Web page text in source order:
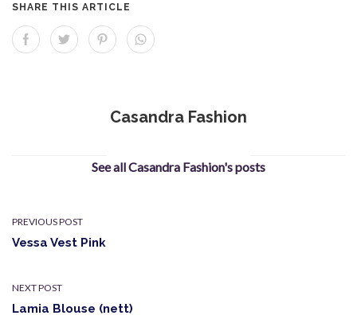
SHARE THIS ARTICLE
Casandra Fashion
See all Casandra Fashion's posts
PREVIOUS POST
Vessa Vest Pink
NEXT POST
Lamia Blouse (nett)